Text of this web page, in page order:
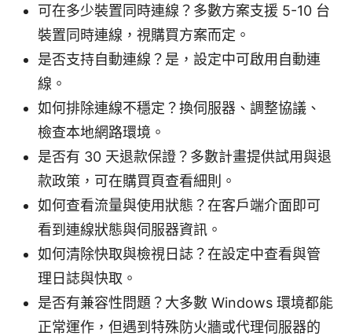
可在多少裝置同時連線？多數方案支援 5-10 台
裝置同時連線，視購買方案而定。
是否支持自動連線？是，設定中可啟用自動連
線。
如何排除連線不穩定？換伺服器、調整協議、
檢查本地網路環境。
是否有 30 天退款保證？多數計畫提供試用與退
款政策，可在購買頁查看細則。
如何查看流量與使用狀態？在客戶端介面即可
看到連線狀態與伺服器資訊。
如何清除快取與檢視日誌？在設定中查看與管
理日誌與快取。
是否有兼容性問題？大多數 Windows 環境都能
正常運作，但遇到特殊防火牆或代理伺服器的